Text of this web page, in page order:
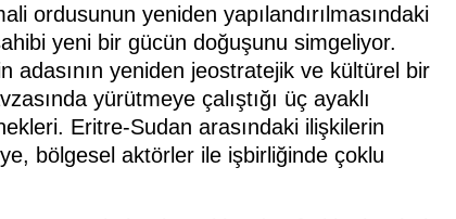
ordusunun yeniden yapılandırılmasındaki
yeni bir gücün doğuşunu simgeliyor.
adasının yeniden jeostratejik ve kültürel bir
yürütmeye çalıştığı üç ayaklı
Eritre-Sudan arasındaki ilişkilerin
bölgesel aktörler ile işbirliğinde çoklu